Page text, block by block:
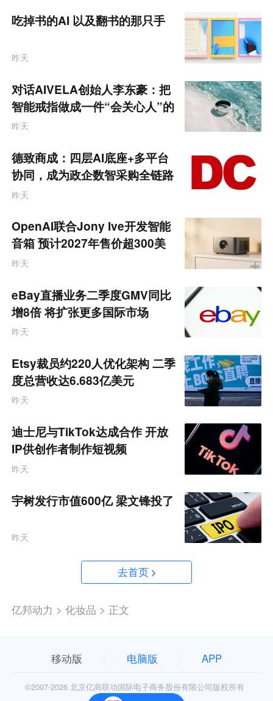
题
吃掉书的AI 以及翻书的那只手
昨天
对话AIVELA创始人李东豪：把
智能戒指做成一件“会关心人”的
饰品
昨天
德致商成：四层AI底座+多平台
协同，成为政企数智采购全链路
服务商
昨天
OpenAI联合Jony Ive开发智能
音箱 预计2027年售价超300美
元
昨天
eBay直播业务二季度GMV同比
增8倍 将扩张更多国际市场
昨天
Etsy裁员约220人优化架构 二季
度总营收达6.683亿美元
昨天
迪士尼与TikTok达成合作 开放
IP供创作者制作短视频
昨天
宇树发行市值600亿 梁文锋投了
昨天
去首页
亿邦动力 > 化妆品 > 正文
移动版 电脑版 APP
©2007-2026 北京亿商联动国际电子商务股份有限公司版权所有